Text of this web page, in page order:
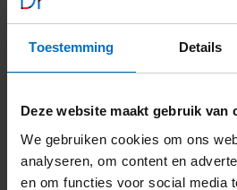
Toestemming Details
Deze website maakt gebruik van
We gebruiken cookies om ons
analyseren, om content en
en om functies voor social media
Kapsalon met friet van
Voedingswaarden
456kcal 16,6g kh 17,8